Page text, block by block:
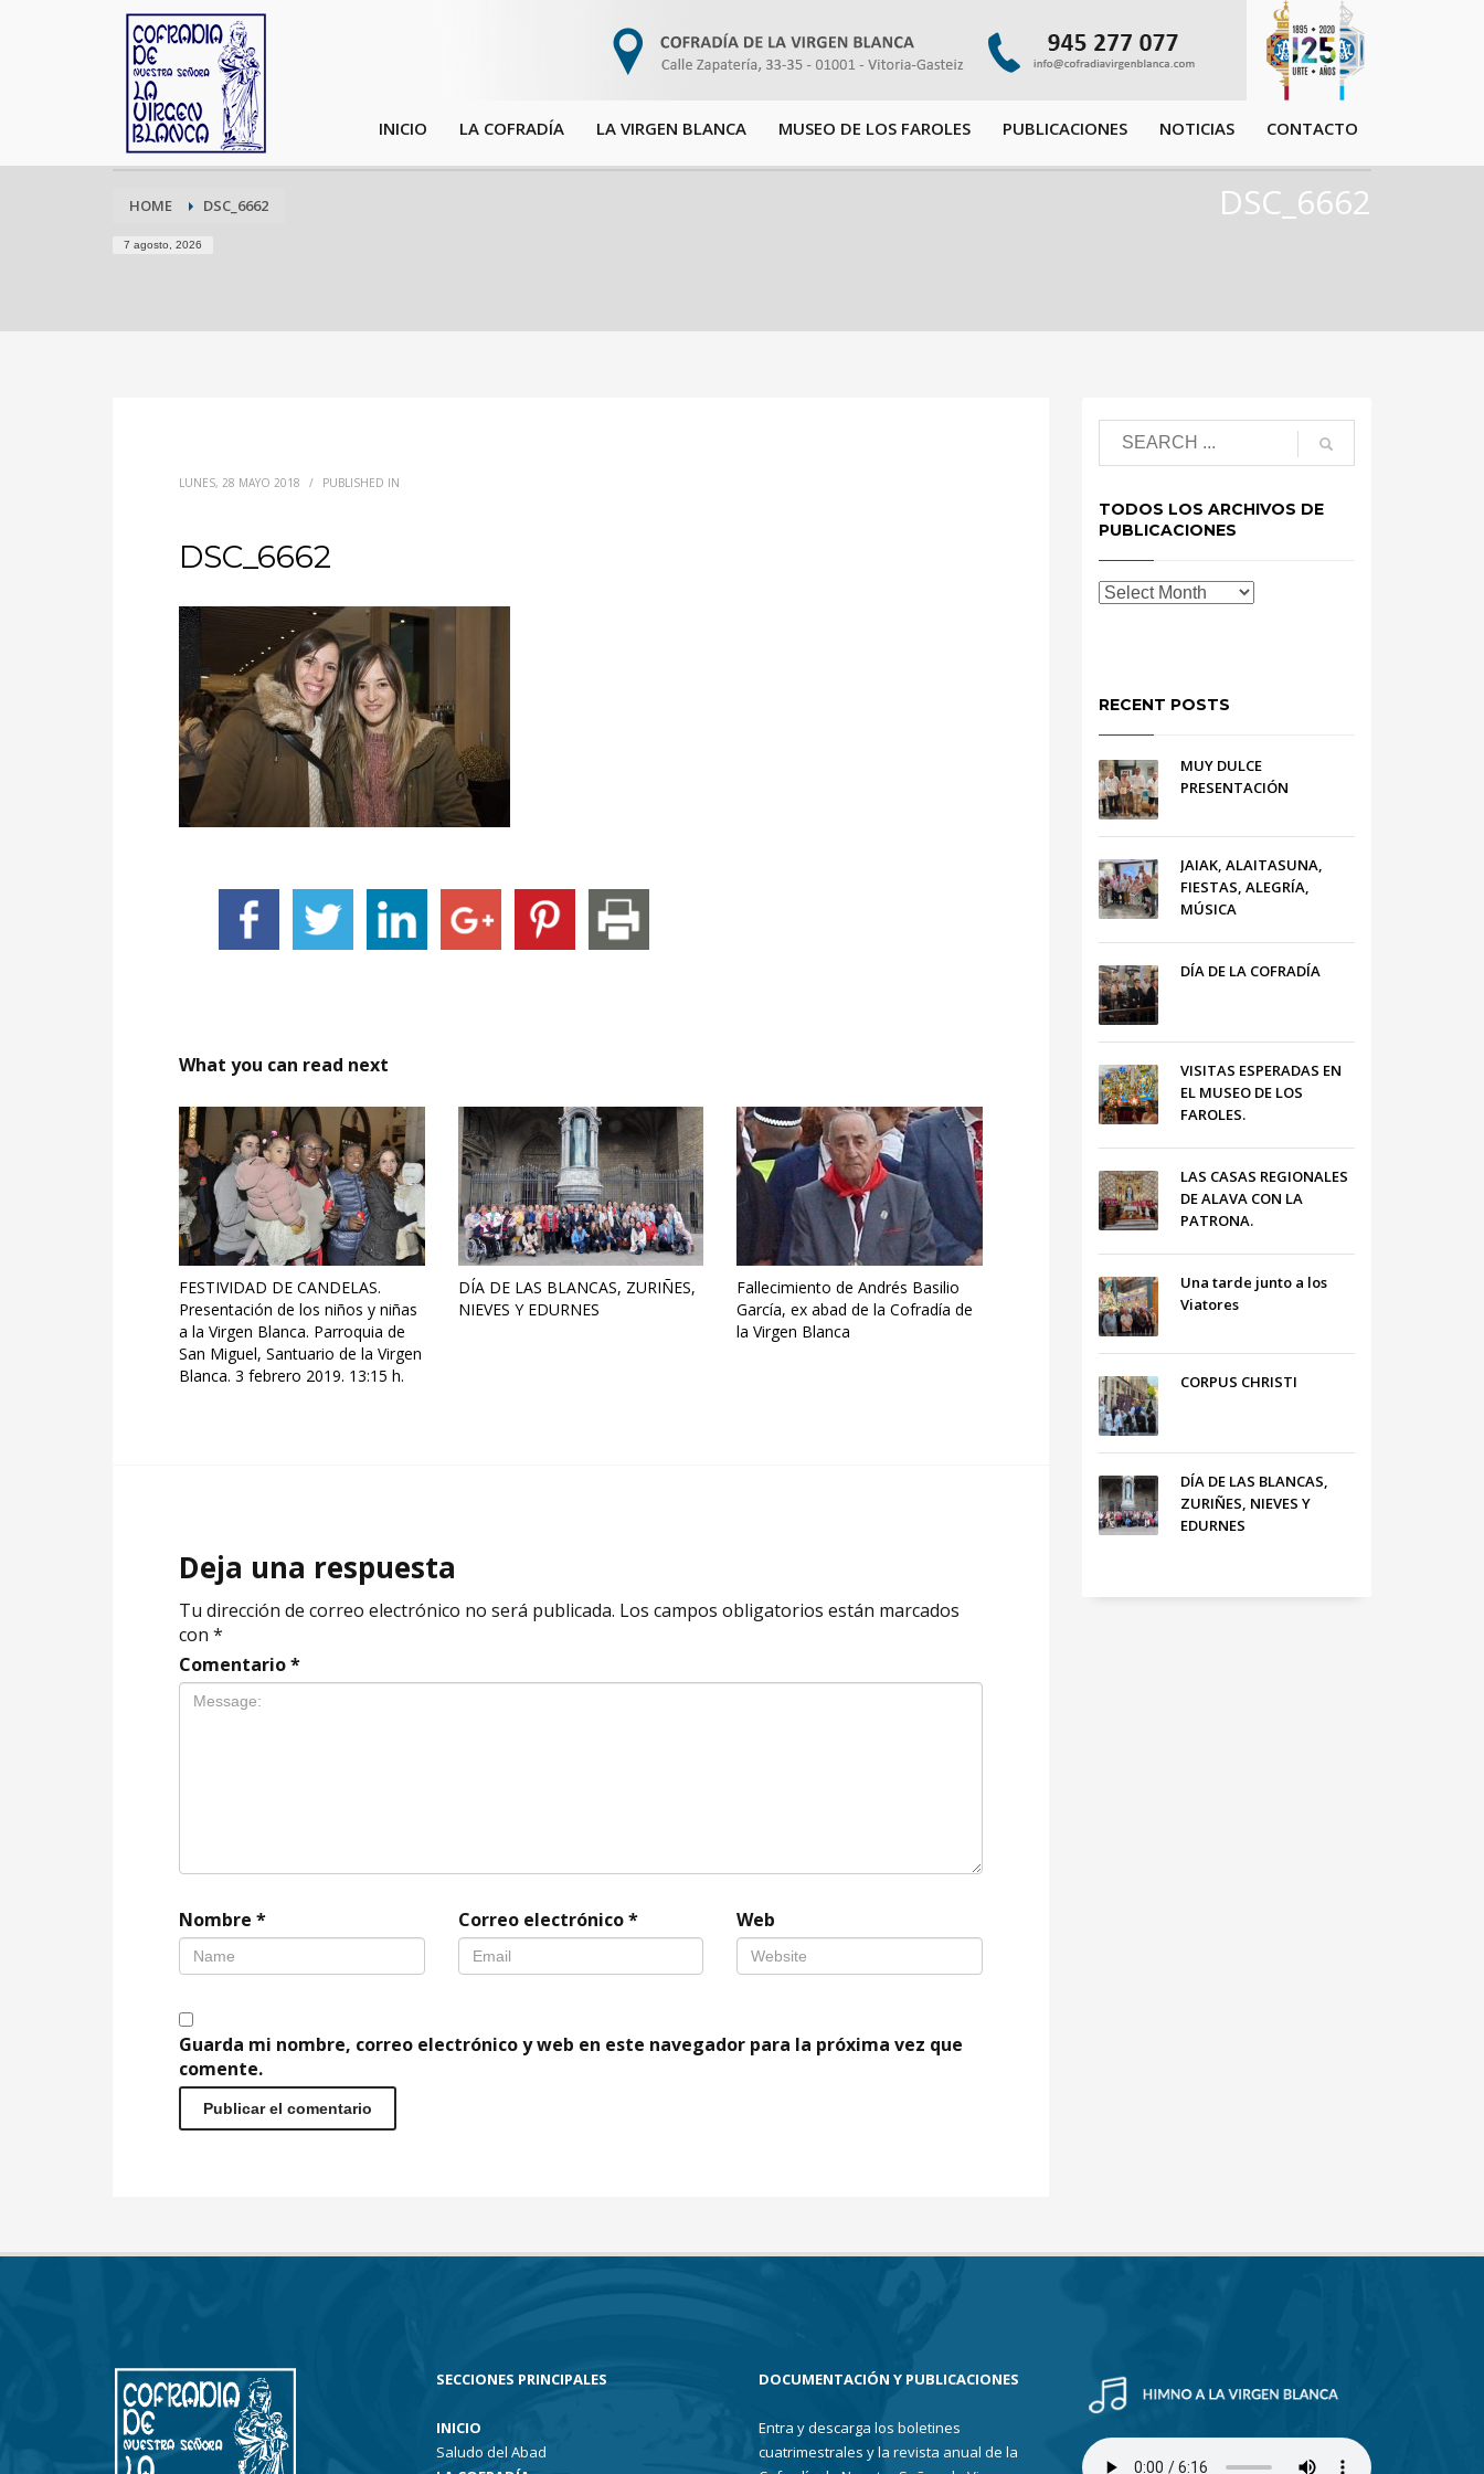
INICIO LA COFRADÍA LA VIRGEN BLANCA MUSEO DE LOS FAROLES PUBLICACIONES NOTICIAS CONTACTO
HOME DSC_6662
7 agosto, 2026
DSC_6662
LUNES, 28 MAYO 2018 / PUBLISHED IN
DSC_6662
What you can read next
FESTIVIDAD DE CANDELAS.
Presentación de los niños y niñas
a la Virgen Blanca. Parroquia de
San Miguel, Santuario de la Virgen
Blanca. 3 febrero 2019. 13:15 h.
DÍA DE LAS BLANCAS, ZURIÑES,
NIEVES Y EDURNES
Fallecimiento de Andrés Basilio
García, ex abad de la Cofradía de
la Virgen Blanca
Deja una respuesta
Tu dirección de correo electrónico no será publicada. Los campos obligatorios están marcados
con *
Comentario*
Nombre * Correo electrónico* Web
Guarda mi nombre, correo electrónico y web en este navegador para la próxima vez que
comente.
TODOS LOS ARCHIVOS DE
PUBLICACIONES
RECENT POSTS
MUY DULCE
PRESENTACIÓN
JAIAK, ALAITASUNA,
FIESTAS, ALEGRÍA,
MÚSICA
DÍA DE LA COFRADÍA
VISITAS ESPERADAS EN
EL MUSEO DE LOS
FAROLES.
LAS CASAS REGIONALES
DE ALAVA CON LA
PATRONA.
Una tarde junto a los
Viatores
CORPUS CHRISTI
DÍA DE LAS BLANCAS,
ZURIÑES, NIEVES Y
EDURNES
SECCIONES PRINCIPALES
INICIO
Saludo del Abad
DOCUMENTACIÓN Y PUBLICACIONES
Entra y descarga los boletines
cuatrimestrales y la revista anual de la